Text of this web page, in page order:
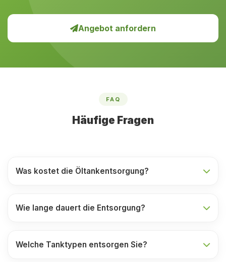
Angebot anfordern
FAQ
Häufige Fragen
Was kostet die Öltankentsorgung?
Wie lange dauert die Entsorgung?
Welche Tanktypen entsorgen Sie?